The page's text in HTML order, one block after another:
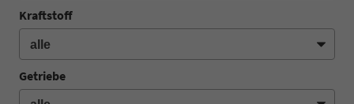
Kraftstoff
Getriebe